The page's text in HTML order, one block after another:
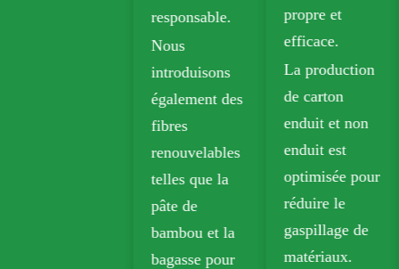
responsable.
Nous
introduisons
également des
fibres
renouvelables
telles que la
pâte de
bambou et la
bagasse pour
propre et
efficace.
La production
de carton
enduit et non
enduit est
optimisée pour
réduire le
gaspillage de
matériaux.